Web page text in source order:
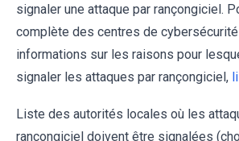
signaler une attaque par rançongiciel.
complète des centres de
informations sur les raisons pour
signaler les attaques par rançongiciel,
Liste des autorités locales où les
rançongiciel doivent être signalées